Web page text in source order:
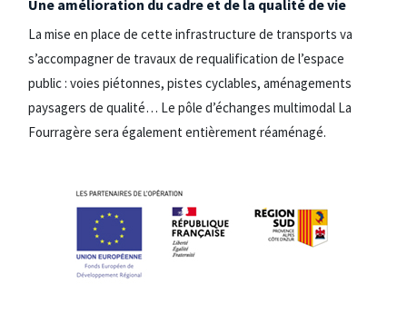
Une amélioration du cadre et de la qualité de vie
La mise en place de cette infrastructure de transports va
s’accompagner de travaux de requalification de l’espace
public : voies piétonnes, pistes cyclables, aménagements
paysagers de qualité… Le pôle d’échanges multimodal La
Fourragère sera également entièrement réaménagé.